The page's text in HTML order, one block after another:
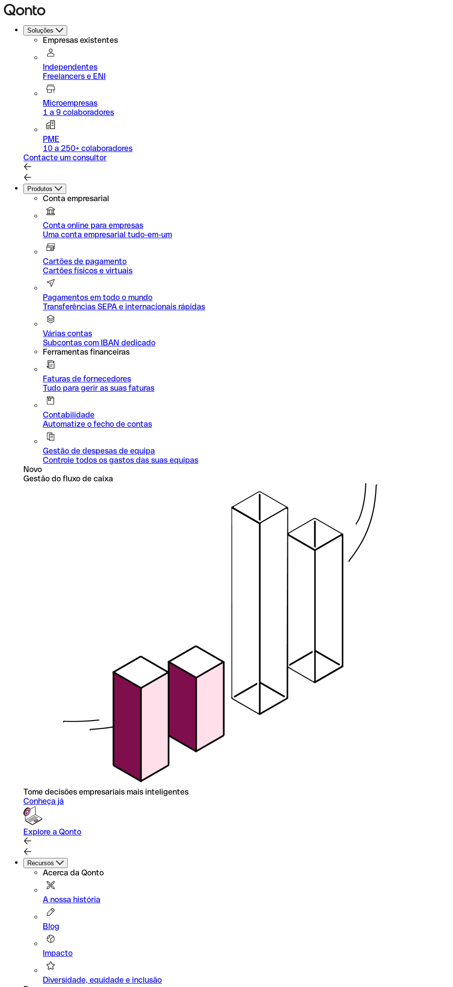
Soluções
Empresas existentes
Independentes
Freelancers e ENI
Microempresas
1 a 9 colaboradores
PME
10 a 250+ colaboradores
Contacte um consultor
Produtos
Conta empresarial
Conta online para empresas
Uma conta empresarial tudo-em-um
Cartões de pagamento
Cartões físicos e virtuais
Pagamentos em todo o mundo
Transferências SEPA e internacionais rápidas
Várias contas
Subcontas com IBAN dedicado
Ferramentas financeiras
Faturas de fornecedores
Tudo para gerir as suas faturas
Contabilidade
Automatize o fecho de contas
Gestão de despesas de equipa
Controle todos os gastos das suas equipas
Novo
Gestão do fluxo de caixa
Tome decisões empresariais mais inteligentes
Conheça já
Explore a Qonto
Recursos
Acerca da Qonto
A nossa história
Blog
Impacto
Diversidade, equidade e inclusão